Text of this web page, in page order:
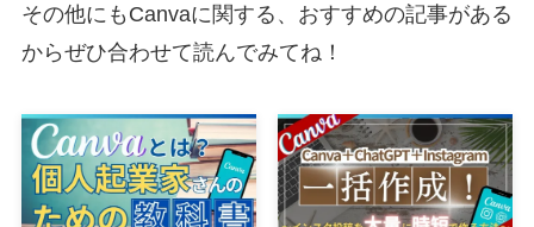
その他にもCanvaに関する、おすすめの記事がある
からぜひ合わせて読んでみてね！